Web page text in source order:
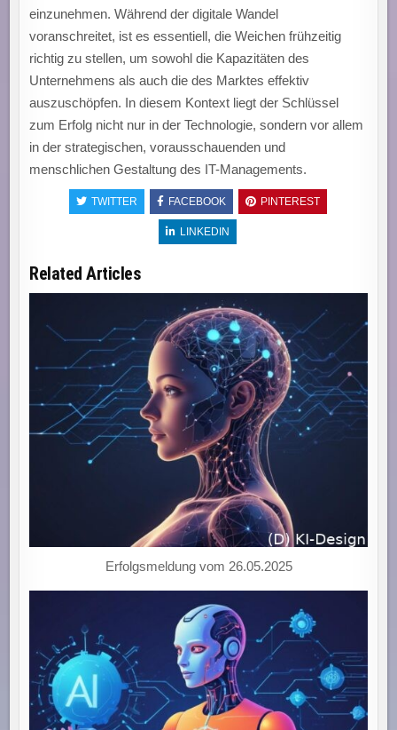
einzunehmen. Während der digitale Wandel
voranschreitet, ist es essentiell, die Weichen frühzeitig
richtig zu stellen, um sowohl die Kapazitäten des
Unternehmens als auch die des Marktes effektiv
auszuschöpfen. In diesem Kontext liegt der Schlüssel
zum Erfolg nicht nur in der Technologie, sondern vor allem
in der strategischen, vorausschauenden und
menschlichen Gestaltung des IT-Managements.
TWITTER FACEBOOK PINTEREST
LINKEDIN
Related Articles
Erfolgsmeldung vom 26.05.2025